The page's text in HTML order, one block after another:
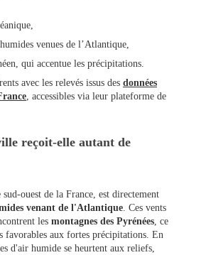
venues de l’Atlantique,
qui accentue les précipitations.
avec les relevés issus des données
, accessibles via leur plateforme de
reçoit-elle autant de
ouest de la France, est directement
venant de l'Atlantique. Ces vents
les montagnes des Pyrénées, ce
favorables aux fortes précipitations. En
d'air humide se heurtent aux reliefs,